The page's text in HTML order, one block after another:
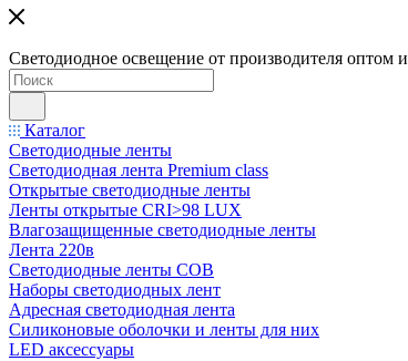
Светодиодное освещение от производителя оптом
Каталог
Светодиодные ленты
Светодиодная лента Premium class
Открытые светодиодные ленты
Ленты открытые CRI>98 LUX
Влагозащищенные светодиодные ленты
Лента 220в
Светодиодные ленты COB
Наборы светодиодных лент
Адресная светодиодная лента
Силиконовые оболочки и ленты для них
LED аксессуары